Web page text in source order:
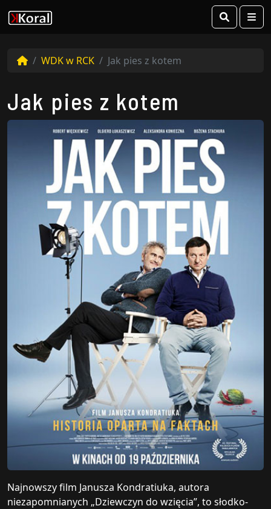
Search
WDK w RCK Jak pies z kotem
Jak pies z kotem
Najnowszy film Janusza Kondratiuka, autora
niezapomnianych „Dziewczyn do wzięcia”, to słodko-